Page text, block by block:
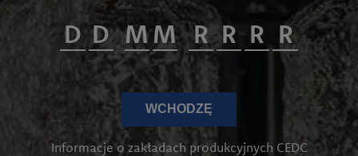
WCHODZĘ
Informacje o zakładach produkcyjnych CEDC